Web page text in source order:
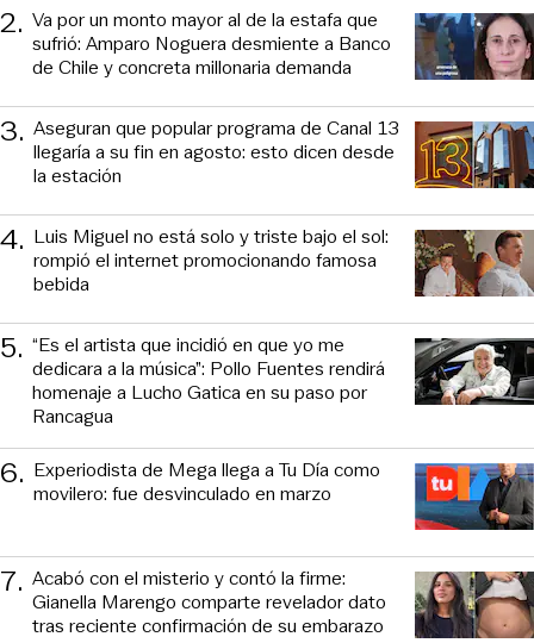
2. Va por un monto mayor al de la estafa que
sufrió: Amparo Noguera desmiente a Banco
de Chile y concreta millonaria demanda
3. Aseguran que popular programa de Canal 13
llegaría a su fin en agosto: esto dicen desde
la estación
4. Luis Miguel no está solo y triste bajo el sol:
rompió el internet promocionando famosa
bebida
5. “Es el artista que incidió en que yo me
dedicara a la música”: Pollo Fuentes rendirá
homenaje a Lucho Gatica en su paso por
Rancagua
6. Experiodista de Mega llega a Tu Día como
movilero: fue desvinculado en marzo
7. Acabó con el misterio y contó la firme:
Gianella Marengo comparte revelador dato
tras reciente confirmación de su embarazo